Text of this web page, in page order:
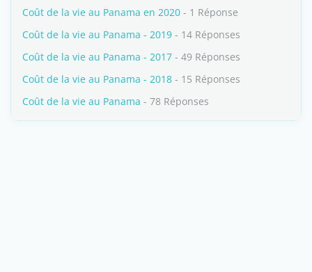
Coût de la vie au Panama en 2020 - 1 Réponse
Coût de la vie au Panama - 2019 - 14 Réponses
Coût de la vie au Panama - 2017 - 49 Réponses
Coût de la vie au Panama - 2018 - 15 Réponses
Coût de la vie au Panama - 78 Réponses